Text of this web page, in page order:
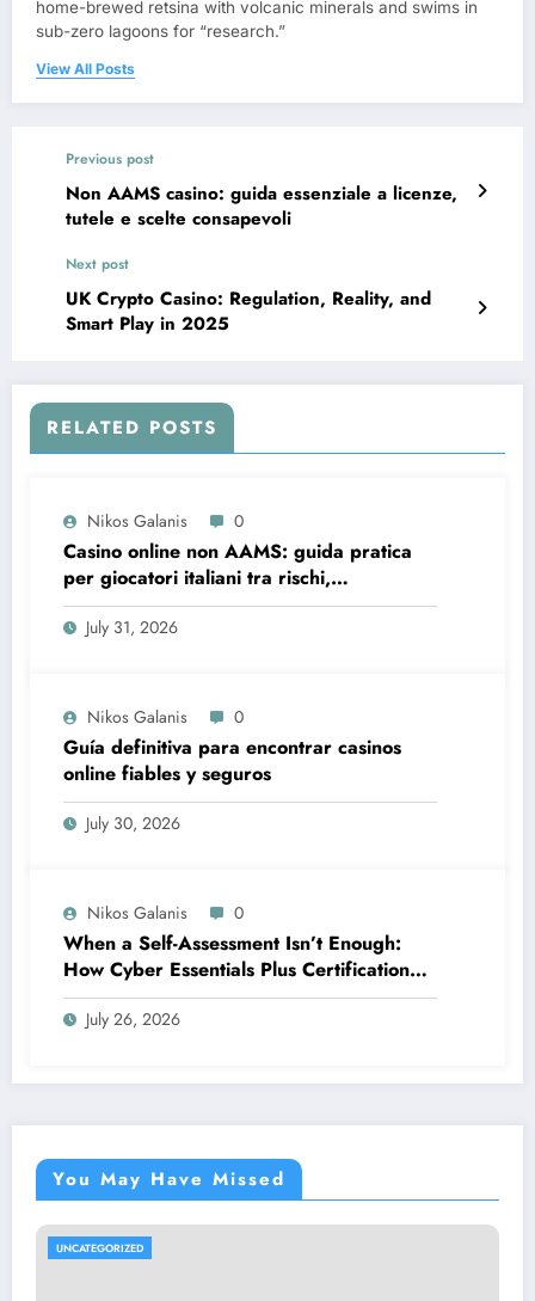
home-brewed retsina with volcanic minerals and swims in
sub-zero lagoons for “research.”
View All Posts
Previous post
Non AAMS casino: guida essenziale a licenze,
tutele e scelte consapevoli
Next post
UK Crypto Casino: Regulation, Reality, and
Smart Play in 2025
RELATED POSTS
Nikos Galanis 0
Casino online non AAMS: guida pratica
per giocatori italiani tra rischi,
opportunità e verifiche
July 31, 2026
Nikos Galanis 0
Guía definitiva para encontrar casinos
online fiables y seguros
July 30, 2026
Nikos Galanis 0
When a Self-Assessment Isn’t Enough:
How Cyber Essentials Plus Certification
Proves Your Security Posture in the Real
World
July 26, 2026
You May Have Missed
UNCATEGORIZED